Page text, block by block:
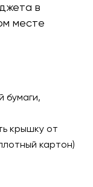
в
месте
бумаги,
крышку от
картон)